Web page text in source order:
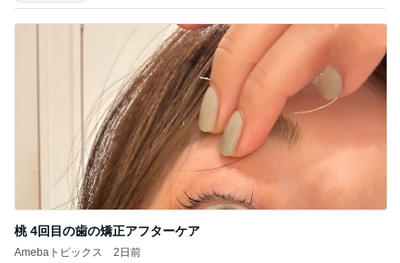
桃 4回目の歯の矯正アフターケア
Amebaトピックス 2日前